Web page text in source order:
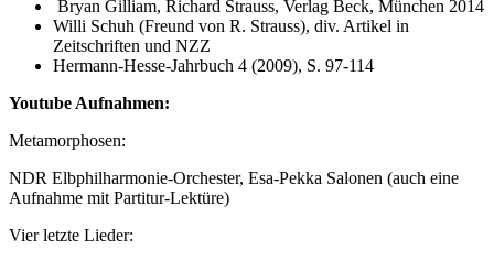
Bryan Gilliam, Richard Strauss, Verlag Beck, München 2014
Willi Schuh (Freund von R. Strauss), div. Artikel in
Zeitschriften und NZZ
Hermann-Hesse-Jahrbuch 4 (2009), S. 97-114
Youtube Aufnahmen:
Metamorphosen:
NDR Elbphilharmonie-Orchester, Esa-Pekka Salonen (auch eine
Aufnahme mit Partitur-Lektüre)
Vier letzte Lieder: